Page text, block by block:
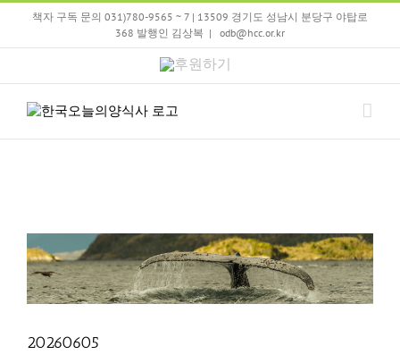
Skip
책자 구독 문의 031)780-9565 ~ 7 | 13509 경기도 성남시 분당구 야탑로
368 발행인 김상복 | odb@hcc.or.kr
후
기
20260605